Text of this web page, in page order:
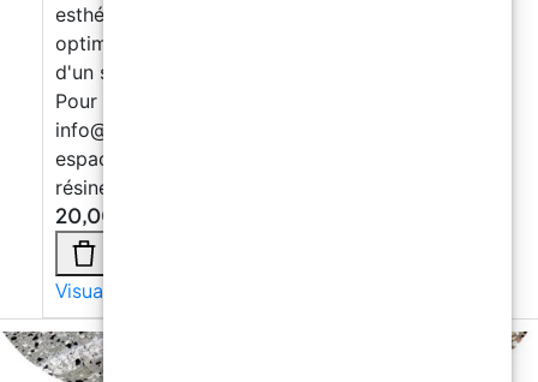
esthétique. En moyenne, pour une application
optimale, la consommation recommandée est
d'un sac de 25 kg par mètre carré. Contacts :
Pour plus d'informations, contactez-nous à
info@resinpro.fr
espaces uniques avec les granulats pour
résine ResinPro !
20,00
Visualizza di più →